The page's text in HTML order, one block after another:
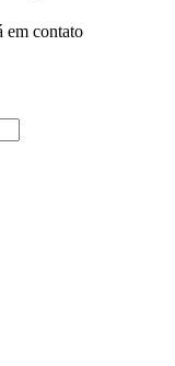
em contato